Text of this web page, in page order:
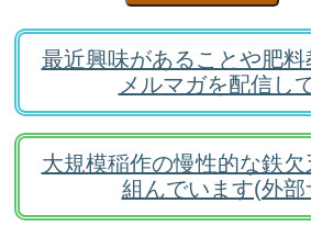
最近興味があることや肥
メルマガを配信し
大規模稲作の慢性的な鉄欠
組んでいます(外部